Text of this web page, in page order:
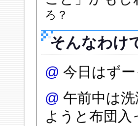
ろ？
そんなわけ
@ 今日はず
@ 午前中は
ようと布団